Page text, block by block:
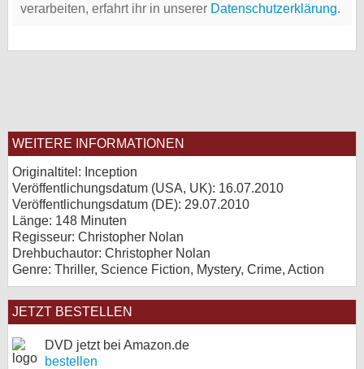
verarbeiten, erfahrt ihr in unserer Datenschutzerklärung.
WEITERE INFORMATIONEN
Originaltitel: Inception
Veröffentlichungsdatum (USA, UK): 16.07.2010
Veröffentlichungsdatum (DE): 29.07.2010
Länge: 148 Minuten
Regisseur: Christopher Nolan
Drehbuchautor: Christopher Nolan
Genre: Thriller, Science Fiction, Mystery, Crime, Action
JETZT BESTELLEN
DVD jetzt bei Amazon.de
bestellen